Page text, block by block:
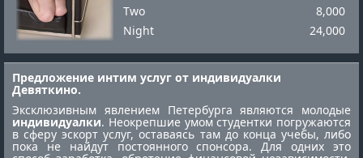
Two
8,000
Night
24,000
Предложение интим услуг от индивидуалки
Девяткино.
Эксклюзивным явлением Петербурга являются молодые
индивидуалки. Неокрепшие умом студентки погружаются
в сферу эскорт услуг, оставаясь там до конца учебы, либо
пока не найдут постоянного спонсора. Для одних это